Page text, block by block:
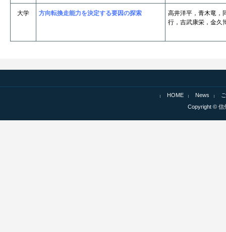
大学 方向転換走能力を決定する要因の探索
高井洋平，青木竜，
行，吉武康栄，金久
HOME News
Copyright © 信